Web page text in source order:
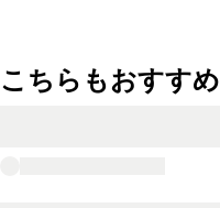
こちらもおすすめ